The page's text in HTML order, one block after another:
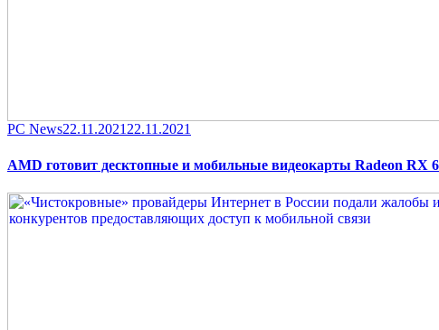
Category
PC NewsPosted
22.11.2021 22.11.2021
AMD готовит десктопные и мобильные видеокарты Radeon RX